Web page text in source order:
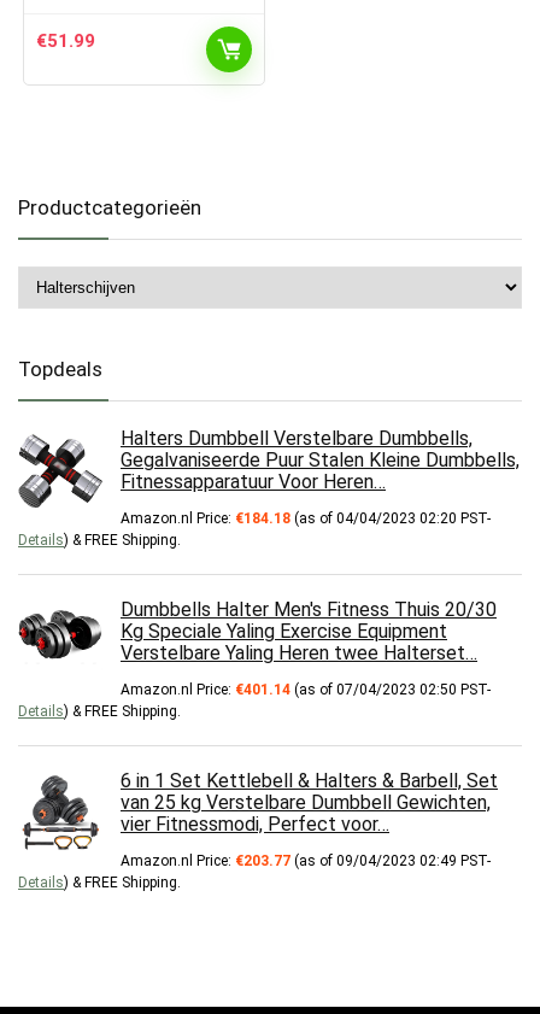
€51.99
Productcategorieën
Topdeals
Halters Dumbbell Verstelbare Dumbbells,
Gegalvaniseerde Puur Stalen Kleine Dumbbells,
Fitnessapparatuur Voor Heren…
Amazon.nl Price: €184.18 (as of 04/04/2023 02:20 PST-
Details) & FREE Shipping.
Dumbbells Halter Men's Fitness Thuis 20/30
Kg Speciale Yaling Exercise Equipment
Verstelbare Yaling Heren twee Halterset…
Amazon.nl Price: €401.14 (as of 07/04/2023 02:50 PST-
Details) & FREE Shipping.
6 in 1 Set Kettlebell & Halters & Barbell, Set
van 25 kg Verstelbare Dumbbell Gewichten,
vier Fitnessmodi, Perfect voor…
Amazon.nl Price: €203.77 (as of 09/04/2023 02:49 PST-
Details) & FREE Shipping.